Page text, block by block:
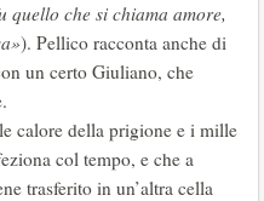
quello che si chiama amore,
). Pellico racconta anche di
un certo Giuliano, che
calore della prigione e i mille
col tempo, e che a
trasferito in un’altra cella